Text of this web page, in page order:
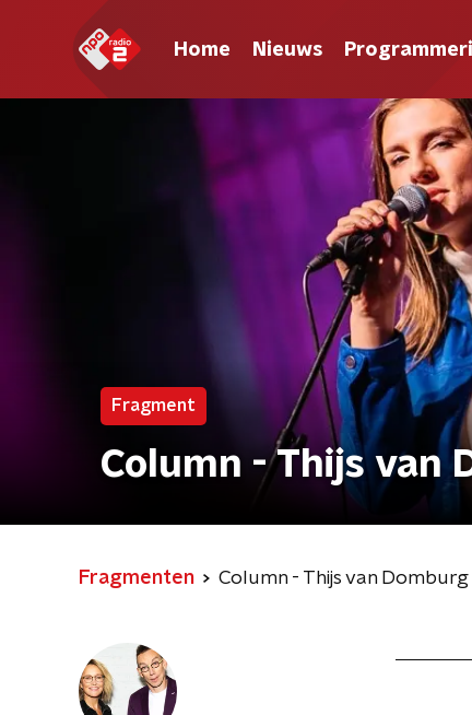
Home Nieuws
Fragment
Column - Thijs van
Fragmenten Column - Thijs van Domburg